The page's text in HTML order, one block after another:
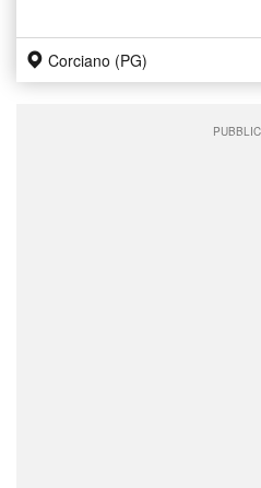
Corciano (PG)